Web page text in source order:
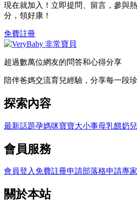
現在就加入！立即提問、留言，參與
分，領好康！
免費註冊
超過數萬位網友的問答和心得分享
陪伴爸媽交流育兒經驗，分享每一段
探索內容
最新話題孕媽咪寶寶大小事母乳餵奶
會員服務
會員登入免費註冊申請部落格申請專
關於本站